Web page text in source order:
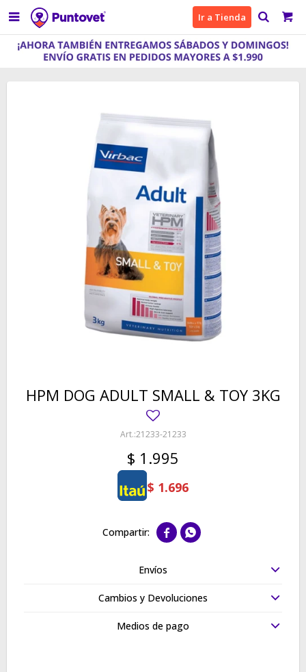
 Ir a Tienda
HPM DOG ADULT SMALL & TOY 3KG
21233-21233
$ 1.995
$ 1.696
 
Envíos
Cambios y Devoluciones
Medios de pago